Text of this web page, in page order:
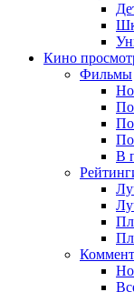
Кино
Фильмы
По
По
В